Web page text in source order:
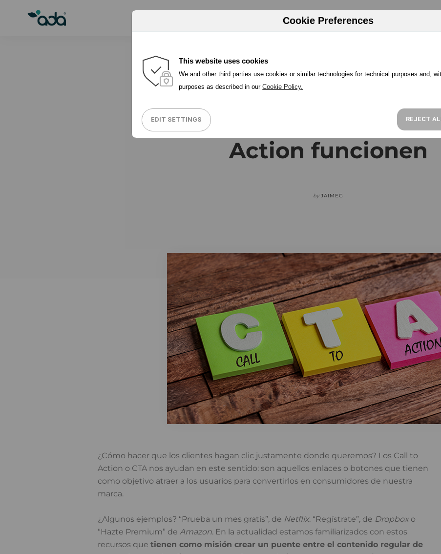
PRECIOS PROGRAMA PARTNER
7 recursos para que tus
Action funcionen
by JAIMEG
¿Cómo hacer que los clientes hagan clic justamente donde queremos? Los Call to
Action o CTA nos ayudan en este sentido: son aquellos enlaces o botones que tienen
como objetivo atraer a los usuarios para convertirlos en consumidores de nuestra
marca.
¿Algunos ejemplos? “Prueba un mes gratis”, de Netflix. “Regístrate”, de Dropboxo
“Hazte Premium” de Amazon. En la actualidad estamos familiarizados con estos
recursos que tienen como misión crear un puente entre el contenido regular de
Cookie Preferences
This website uses cookies
We and other third parties use cookies or similar technologies for technical purposes and,
purposes as described in ourCookie Policy.
REJECT
EDIT SETTINGS